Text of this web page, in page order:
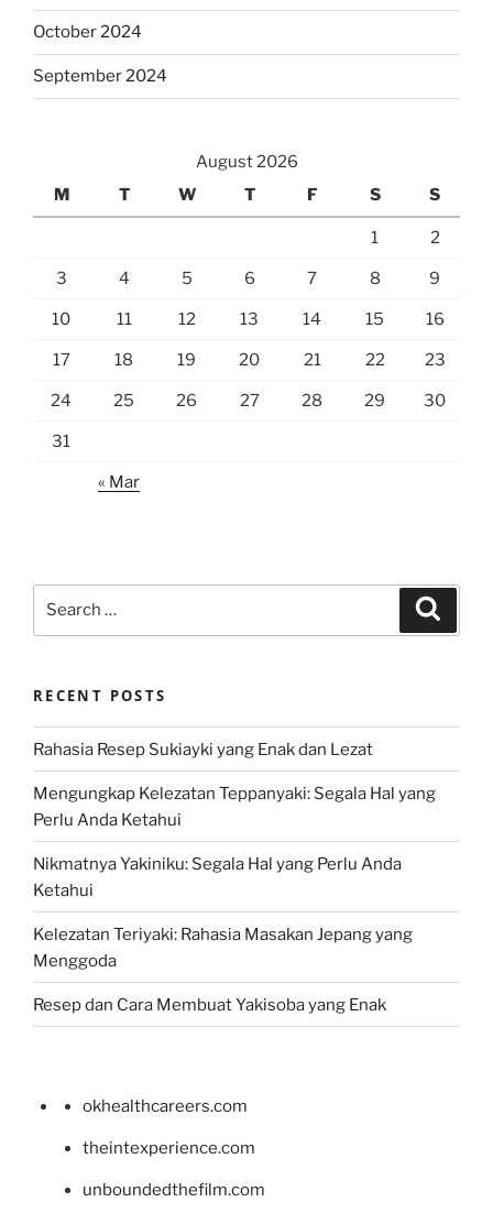
October 2024
September 2024
August 2026
M
T W T F S S
1 2
3 4 5 6 7 8 9
10 11 12 13 14 15 16
17 18 19 20 21 22 23
24 25 26 27 28 29 30
31
« Mar
RECENT POSTS
Rahasia Resep Sukiayki yang Enak dan Lezat
Mengungkap Kelezatan Teppanyaki: Segala Hal yang
Perlu Anda Ketahui
Nikmatnya Yakiniku: Segala Hal yang Perlu Anda
Ketahui
Kelezatan Teriyaki: Rahasia Masakan Jepang yang
Menggoda
Resep dan Cara Membuat Yakisoba yang Enak
okhealthcareers.com
theintexperience.com
unboundedthefilm.com